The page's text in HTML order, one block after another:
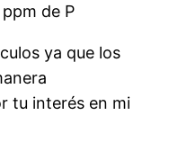
de P
ya que los
tu interés en mi